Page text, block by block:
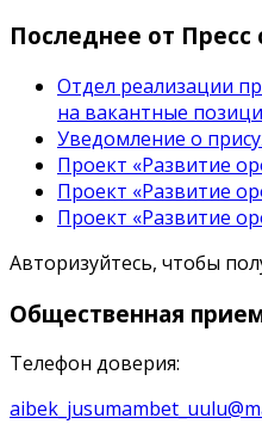
Последнее от Пресс
Отдел реализации
на вакантные
Уведомление о
Проект «Развитие
Проект «Развитие
Проект «Развитие
Авторизуйтесь, чтобы
Общественная
Телефон доверия: